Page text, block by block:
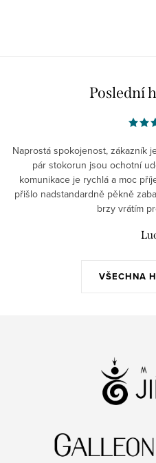
Poslední
VŠECHNA
Naprostá spokojenost, zákazník
pár stokorun jsou ochotní
komunikace je rychlá a moc
přišlo nadstandardně pěkně
brzy vrátím